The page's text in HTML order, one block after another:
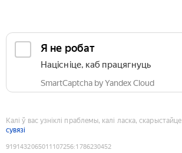
Я не робат
Націсніце, каб працягнуць
SmartCaptcha by Yandex Cloud
Калі ў вас узніклі праблемы, калі ласка, скарыстайце
сувязі
9191432065011107256:1786230452